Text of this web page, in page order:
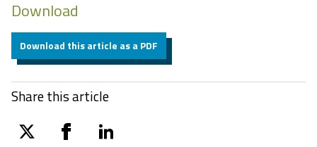
Download
Download this article as a PDF
Share this article
twitter facebooklinkedin